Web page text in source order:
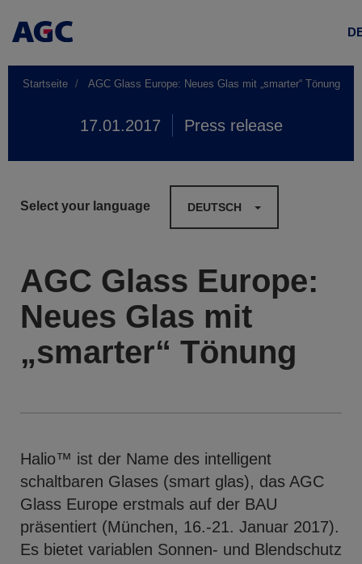
Startseite AGC Glass Europe: Neues Glas mit „smarter“ Tönung
17.01.2017 Press release
Select your language DEUTSCH
AGC Glass Europe:
Neues Glas mit
„smarter“ Tönung
Halio™ ist der Name des intelligent
schaltbaren Glases (smart glas), das AGC
Glass Europe erstmals auf der BAU
präsentiert (München, 16.-21. Januar 2017).
Es bietet variablen Sonnen- und Blendschutz